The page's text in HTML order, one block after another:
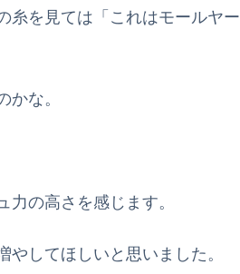
糸を見ては「これはモールヤー
な。
の高さを感じます。
してほしいと思いました。